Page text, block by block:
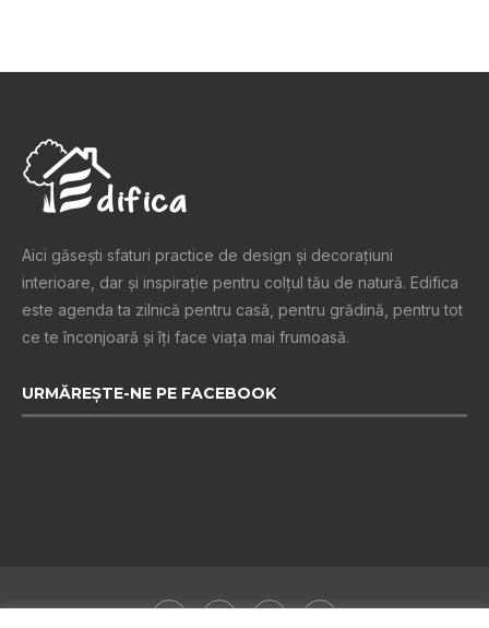
Aici găsești sfaturi practice de design şi decoraţiuni
interioare, dar și inspiraţie pentru colţul tău de natură. Edifica
este agenda ta zilnică pentru casă, pentru grădină, pentru tot
ce te înconjoară şi îţi face viaţa mai frumoasă.
URMĂREȘTE-NE PE FACEBOOK